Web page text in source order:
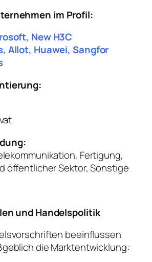
im Profil:
New H3C
Allot, Huawei, Sangfor
Fertigung,
öffentlicher Sektor, Sonstige
und Handelspolitik
beeinflussen
die Marktentwicklung: